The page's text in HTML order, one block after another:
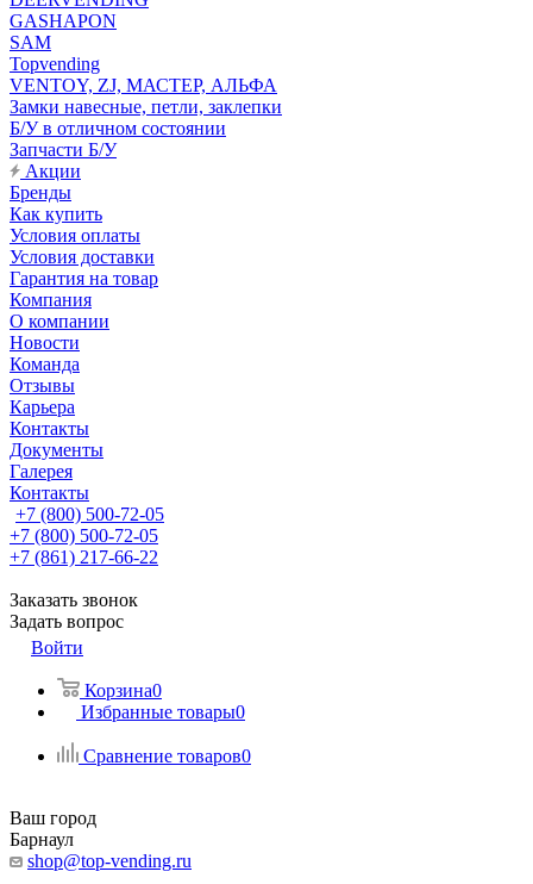
GASHAPON
SAM
Topvending
VENTOY, ZJ, МАСТЕР, АЛЬФА
Замки навесные, петли, заклепки
Б/У в отличном состоянии
Запчасти Б/У
Акции
Бренды
Как купить
Условия оплаты
Условия доставки
Гарантия на товар
Компания
О компании
Новости
Команда
Отзывы
Карьера
Контакты
Документы
Галерея
Контакты
+7 (800) 500-72-05
+7 (800) 500-72-05
+7 (861) 217-66-22
Заказать звонок
Задать вопрос
Войти
Корзина0
Избранные товары0
Сравнение товаров0
Ваш город
Барнаул
shop@top-vending.ru